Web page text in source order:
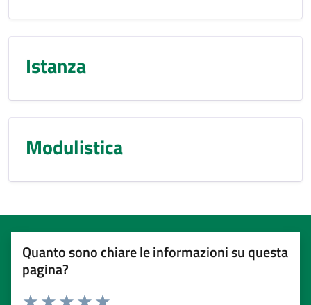
Istanza
Modulistica
Quanto sono chiare le informazioni su questa
pagina?